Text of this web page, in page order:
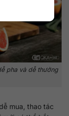
pha và dễ thưởng
mua, thao tác